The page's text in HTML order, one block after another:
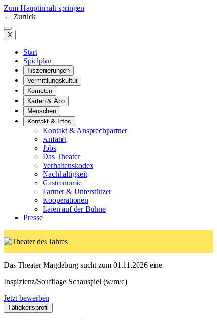
Zum Hauptinhalt springen
← Zurück
X
Start
Spielplan
Inszenierungen
Vermittlungskultur
Kometen
Karten & Abo
Menschen
Kontakt & Infos
Kontakt & Ansprechpartner
Anfahrt
Jobs
Das Theater
Verhaltenskodex
Nachhaltigkeit
Gastronomie
Partner & Unterstützer
Kooperationen
Laien auf der Bühne
Presse
Das Theater Magdeburg sucht zum 01.11.2026 eine
Inspizienz/Soufflage Schauspiel (w/m/d)
Jetzt bewerben
Tätigkeitsprofil